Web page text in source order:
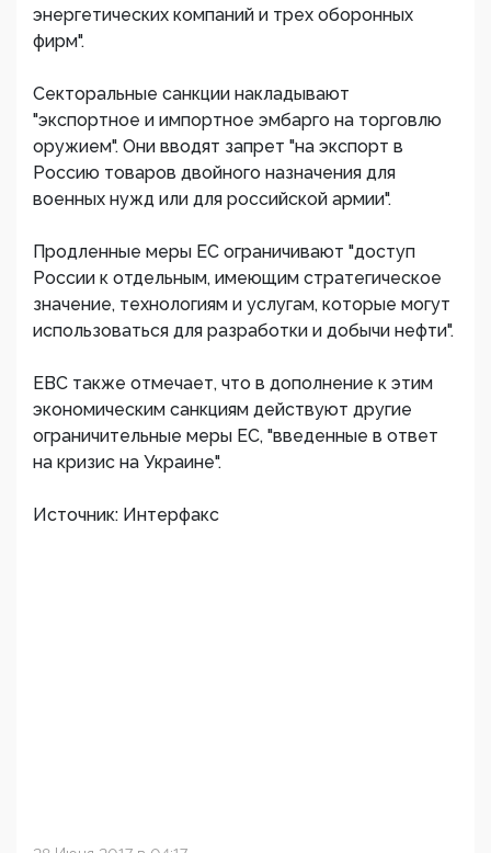
энергетических компаний и трех оборонных
фирм".
Секторальные санкции накладывают
"экспортное и импортное эмбарго на торговлю
оружием". Они вводят запрет "на экспорт в
Россию товаров двойного назначения для
военных нужд или для российской армии".
Продленные меры ЕС ограничивают "доступ
России к отдельным, имеющим стратегическое
значение, технологиям и услугам, которые могут
использоваться для разработки и добычи нефти".
ЕВС также отмечает, что в дополнение к этим
экономическим санкциям действуют другие
ограничительные меры ЕС, "введенные в ответ
на кризис на Украине".
Источник: Интерфакс